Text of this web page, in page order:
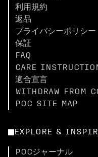
利用規約
返品
プライバシーポリシー
保証
FAQ
CARE
適合宣言
WITHDRAW FROM
POC SITE MAP
EXPLORE &
POCジャーナル